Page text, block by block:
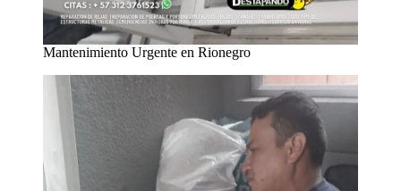
Mantenimiento Urgente en Rionegro